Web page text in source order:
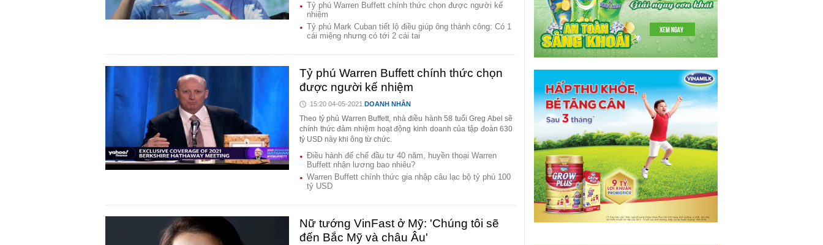
Tỷ phú Warren Buffett chính thức chọn được người kế
nhiệm
Tỷ phú Mark Cuban tiết lộ điều giúp ông thành công: Có 1
cái miệng nhưng có tới 2 cái tai
Tỷ phú Warren Buffett chính thức chọn
được người kế nhiệm
15:20 04-05-2021 DOANH NHÂN
Theo tỷ phú Warren Buffett, nhà điều hành 58 tuổi Greg Abel sẽ
chính thức đảm nhiệm hoạt động kinh doanh của tập đoàn 630
tỷ USD này khi ông từ chức.
Điều hành đế chế đầu tư 40 năm, huyền thoại Warren
Buffett nhận lương bao nhiêu?
Warren Buffett chính thức gia nhập câu lạc bộ tỷ phú 100
tỷ USD
Nữ tướng VinFast ở Mỹ: 'Chúng tôi sẽ
đến Bắc Mỹ và châu Âu'